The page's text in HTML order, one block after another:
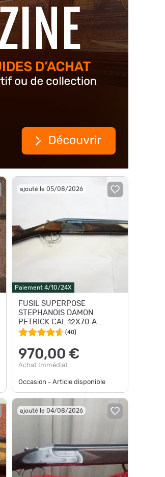
ajouté le 05/08/2026
Paiement 4/10/24X
FUSIL SUPERPOSE
STEPHANOIS DAMON
PETRICK CAL 12X70 A
EJECTEURS CAL 12X70
(40)
970,00 €
Achat Immédiat
Occasion - Article disponible
ajouté le 04/08/2026